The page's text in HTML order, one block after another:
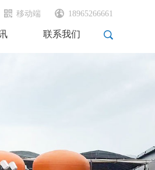
移动端 18965266661
联系我们